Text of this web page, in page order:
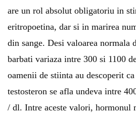
are un rol absolut obligatoriu in
eritropoetina, dar si in marirea
din sange. Desi valoarea normala
barbati variaza intre 300 si 1100
oamenii de stiinta au descoperit
testosteron se afla undeva intre
/ dl. Intre aceste valori, hormonul